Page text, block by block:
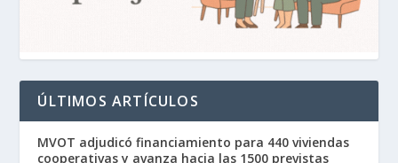
ÚLTIMOS ARTÍCULOS
MVOT adjudicó financiamiento para 440 viviendas
cooperativas y avanza hacia las 1500 previstas